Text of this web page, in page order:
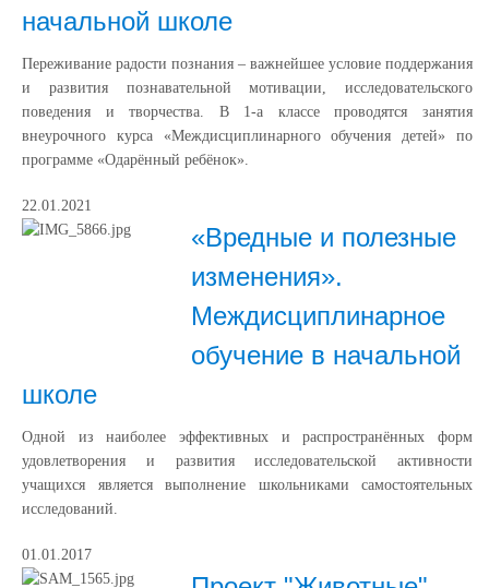
начальной школе
Переживание радости познания – важнейшее условие поддержания
и развития познавательной мотивации, исследовательского
поведения и творчества. В 1-а классе проводятся занятия
внеурочного курса «Междисциплинарного обучения детей» по
программе «Одарённый ребёнок».
22.01.2021
«Вредные и полезные
изменения».
Междисциплинарное
обучение в начальной
школе
Одной из наиболее эффективных и распространённых форм
удовлетворения и развития исследовательской активности
учащихся является выполнение школьниками самостоятельных
исследований.
01.01.2017